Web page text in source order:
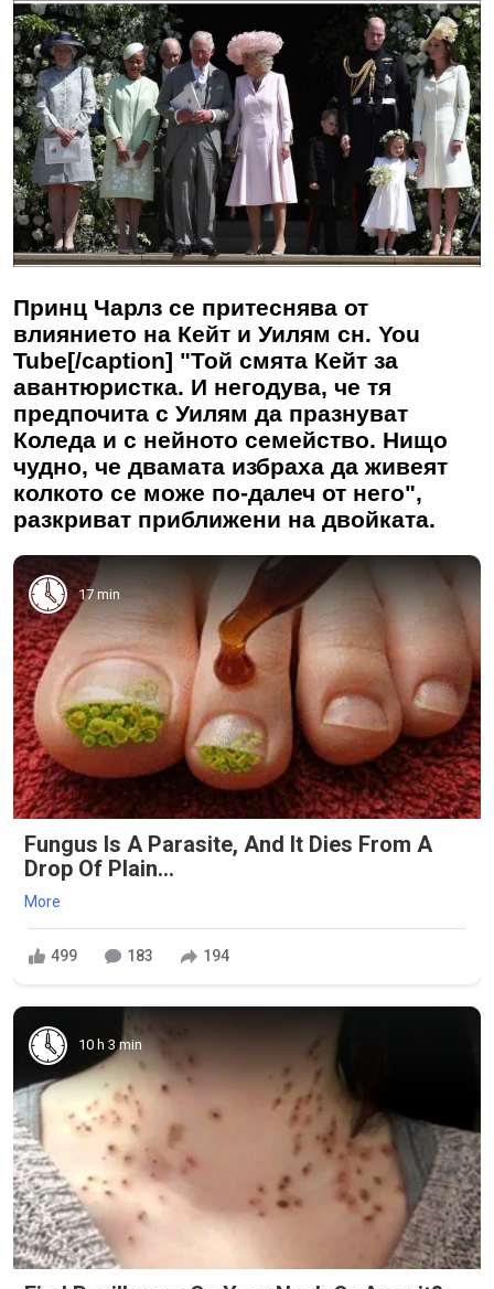
Принц Чарлз се притеснява от
влиянието на Кейт и Уилям сн. You
Tube[/caption] "Той смята Кейт за
авантюристка. И негодува, че тя
предпочита с Уилям да празнуват
Коледа и с нейното семейство. Нищо
чудно, че двамата избраха да живеят
колкото се може по-далеч от него",
разкриват приближени на двойката.
17 min
Fungus Is A Parasite, And It Dies From A
Drop Of Plain...
More
499 183 194
10 h 3 min